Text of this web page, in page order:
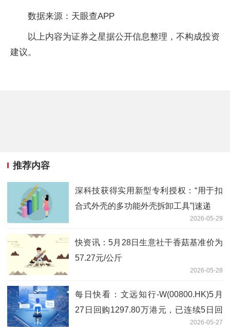
数据来源：天眼查APP
以上内容为证券之星据公开信息整理，不构成投资
建议。
推荐内容
深科技获得实用新型专利授权：“用于扣
合式外壳的多功能外壳拆卸工具”|速递
2026-05-29
快资讯：5月28日生意社干香菇基准价为
57.27元/公斤
2026-05-28
每日快看：文远知行-W(00800.HK)5月
27日回购1297.80万港元，已连续5日回
2026-05-27